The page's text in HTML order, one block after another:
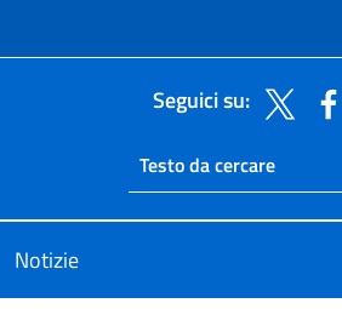
Seguici su:
Ricerca
Cerca nel sito
Notizie